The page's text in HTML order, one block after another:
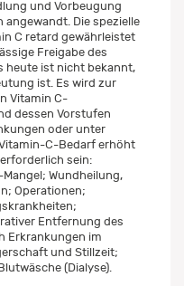
und Vorbeugung
Die spezielle
C retard gewährleistet
Freigabe des
heute ist nicht bekannt,
ist. Es wird zur
Vitamin C-
dessen Vorstufen
oder unter
C-Bedarf erhöht
sein:
Wundheilung,
Operationen;
Entfernung des
Erkrankungen im
und Stillzeit;
(Dialyse).